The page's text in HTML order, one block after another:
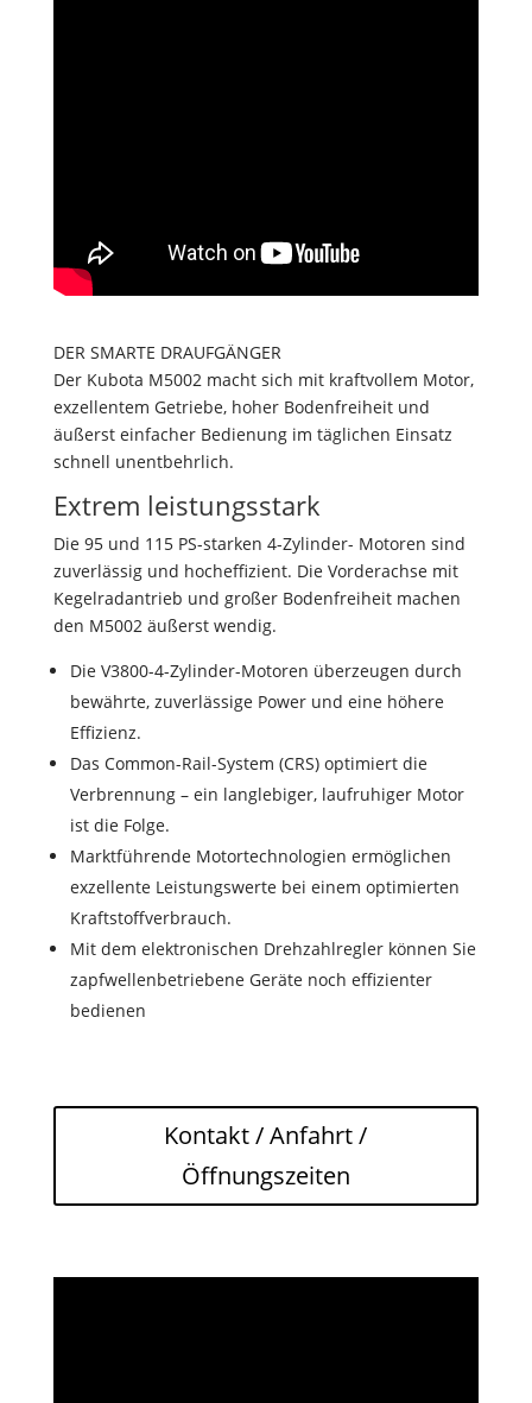
DER SMARTE DRAUFGÄNGER
Der Kubota M5002 macht sich mit kraftvollem Motor,
exzellentem Getriebe, hoher Bodenfreiheit und
äußerst einfacher Bedienung im täglichen Einsatz
schnell unentbehrlich.
Extrem leistungsstark
Die 95 und 115 PS-starken 4-Zylinder- Motoren sind
zuverlässig und hocheffizient. Die Vorderachse mit
Kegelradantrieb und großer Bodenfreiheit machen
den M5002 äußerst wendig.
Die V3800-4-Zylinder-Motoren überzeugen durch
bewährte, zuverlässige Power und eine höhere
Effizienz.
Das Common-Rail-System (CRS) optimiert die
Verbrennung – ein langlebiger, laufruhiger Motor
ist die Folge.
Marktführende Motortechnologien ermöglichen
exzellente Leistungswerte bei einem optimierten
Kraftstoffverbrauch.
Mit dem elektronischen Drehzahlregler können Sie
zapfwellenbetriebene Geräte noch effizienter
bedienen
Kontakt / Anfahrt /
Öffnungszeiten